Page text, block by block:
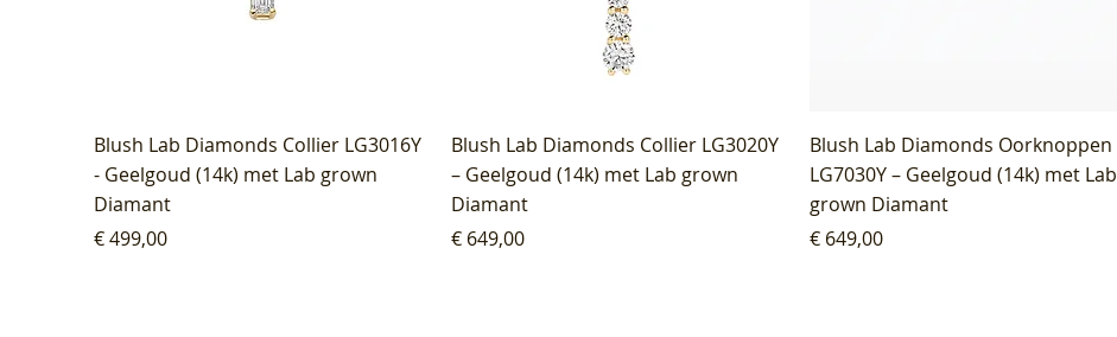
Blush Lab Diamonds Collier LG3016Y
- Geelgoud (14k) met Lab grown
Diamant
Prijs
€ 499,00
Blush Lab Diamonds Collier LG3020Y
– Geelgoud (14k) met Lab grown
Diamant
Prijs
€ 649,00
Blush Lab Diamonds Oorknoppen
LG7030Y – Geelgoud (14k) met Lab
grown Diamant
Prijs
€ 649,00